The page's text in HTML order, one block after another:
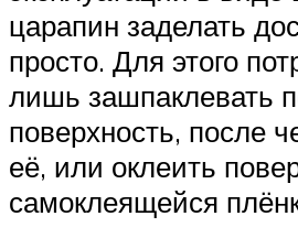
царапин заделать
просто. Для этого
лишь зашпаклевать
поверхность, после
её, или оклеить
самоклеящейся